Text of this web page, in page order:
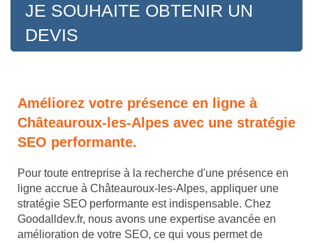
JE SOUHAITE OBTENIR UN
DEVIS
Améliorez votre présence en ligne à
Châteauroux-les-Alpes avec une stratégie
SEO performante.
Pour toute entreprise à la recherche d'une présence en
ligne accrue à Châteauroux-les-Alpes, appliquer une
stratégie SEO performante est indispensable. Chez
Goodalldev.fr, nous avons une expertise avancée en
amélioration de votre SEO, ce qui vous permet de